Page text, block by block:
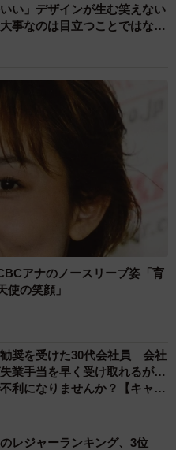
い」デザインが生む笑えない
事なのは目立つことではな
アナのノースリーブ姿「育
使の笑顔」
奨を受けた30代会社員 会社
業手当を早く受け取れるが…
利になりませんか？【キャリ
解説】
レジャーランキング、3位